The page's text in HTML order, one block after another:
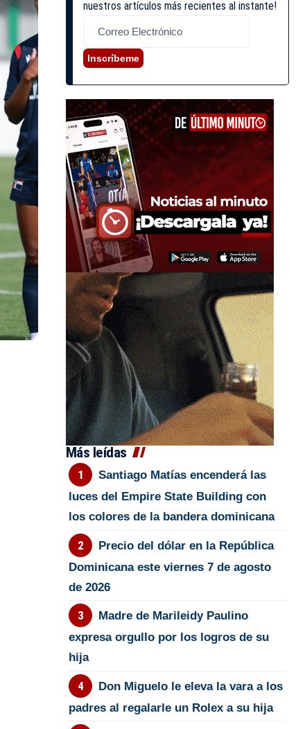
nuestros artículos más recientes al instante!
Inscríbeme
Más leídas
Santiago Matías encenderá las
luces del Empire State Building con
los colores de la bandera dominicana
Precio del dólar en la República
Dominicana este viernes 7 de agosto
de 2026
Madre de Marileidy Paulino
expresa orgullo por los logros de su
hija
Don Miguelo le eleva la vara a los
padres al regalarle un Rolex a su hija